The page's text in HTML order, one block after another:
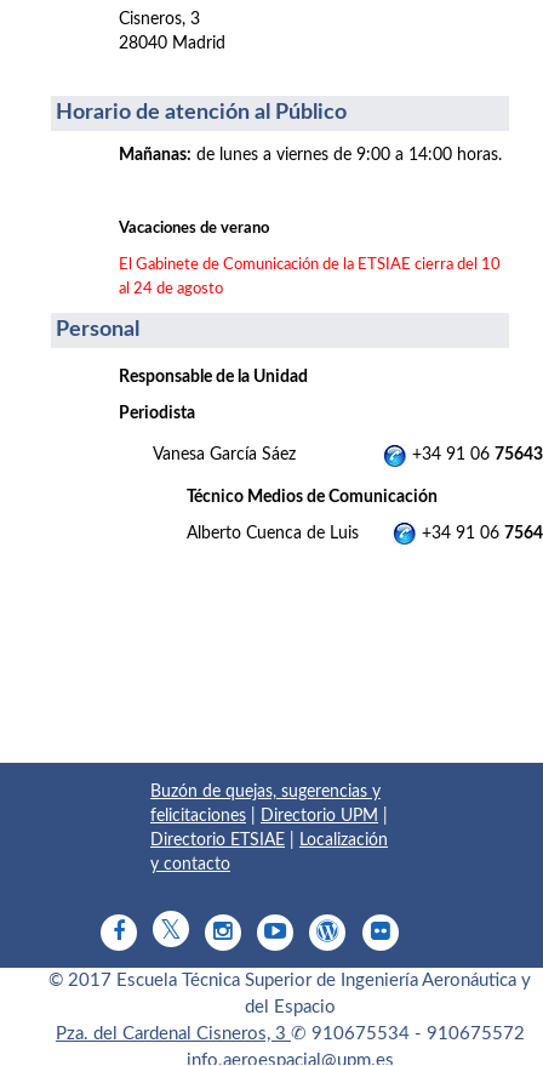
Cisneros, 3
28040 Madrid
Horario de atención al Público
Mañanas: de lunes a viernes de 9:00 a 14:00 horas.
Vacaciones de verano
El Gabinete de Comunicación de la ETSIAE cierra del 10
al 24 de agosto
Personal
Responsable de la Unidad
Periodista
Vanesa García Sáez +34 91 06 75643
Técnico Medios de Comunicación
Alberto Cuenca de Luis +34 91 06
Buzón de quejas, sugerencias y
felicitaciones
Directorio UPM
Directorio ETSIAE
Localización
y contacto
© 2017 Escuela Técnica Superior de Ingeniería Aeronáutica y
del Espacio
Pza. del Cardenal Cisneros, 3 ✆ 910675534 - 910675572
info.aeroespacial@upm.es